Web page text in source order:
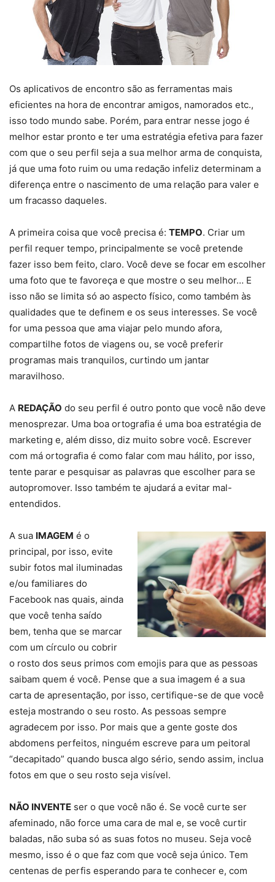
Os aplicativos de encontro são as ferramentas mais
eficientes na hora de encontrar amigos, namorados etc.,
isso todo mundo sabe. Porém, para entrar nesse jogo é
melhor estar pronto e ter uma estratégia efetiva para fazer
com que o seu perfil seja a sua melhor arma de conquista,
já que uma foto ruim ou uma redação infeliz determinam a
diferença entre o nascimento de uma relação para valer e
um fracasso daqueles.
A primeira coisa que você precisa é: TEMPO. Criar um
perfil requer tempo, principalmente se você pretende
fazer isso bem feito, claro. Você deve se focar em escolher
uma foto que te favoreça e que mostre o seu melhor… E
isso não se limita só ao aspecto físico, como também às
qualidades que te definem e os seus interesses. Se você
for uma pessoa que ama viajar pelo mundo afora,
compartilhe fotos de viagens ou, se você preferir
programas mais tranquilos, curtindo um jantar
maravilhoso.
A REDAÇÃO do seu perfil é outro ponto que você não deve
menosprezar. Uma boa ortografia é uma boa estratégia de
marketing e, além disso, diz muito sobre você. Escrever
com má ortografia é como falar com mau hálito, por isso,
tente parar e pesquisar as palavras que escolher para se
autopromover. Isso também te ajudará a evitar mal-
entendidos.
A sua IMAGEM é o
principal, por isso, evite
subir fotos mal iluminadas
e/ou familiares do
Facebook nas quais, ainda
que você tenha saído
bem, tenha que se marcar
com um círculo ou cobrir
o rosto dos seus primos com emojis para que as pessoas
saibam quem é você. Pense que a sua imagem é a sua
carta de apresentação, por isso, certifique-se de que você
esteja mostrando o seu rosto. As pessoas sempre
agradecem por isso. Por mais que a gente goste dos
abdomens perfeitos, ninguém escreve para um peitoral
“decapitado” quando busca algo sério, sendo assim, inclua
fotos em que o seu rosto seja visível.
NÃO INVENTE ser o que você não é. Se você curte ser
afeminado, não force uma cara de mal e, se você curtir
baladas, não suba só as suas fotos no museu. Seja você
mesmo, isso é o que faz com que você seja único. Tem
centenas de perfis esperando para te conhecer e, com